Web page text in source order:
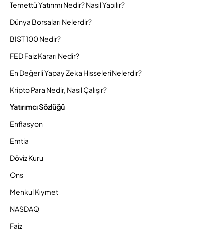
Temettü Yatırımı Nedir? Nasıl Yapılır?
Dünya Borsaları Nelerdir?
BIST 100 Nedir?
FED Faiz Kararı Nedir?
En Değerli Yapay Zeka Hisseleri Nelerdir?
Kripto Para Nedir, Nasıl Çalışır?
Yatırımcı Sözlüğü
Enflasyon
Emtia
Döviz Kuru
Ons
Menkul Kıymet
NASDAQ
Faiz